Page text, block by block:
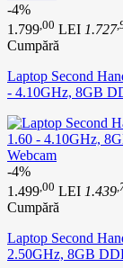
-4%
1.799 ,00 LEI 1.727
Cumpără
Laptop Second
- 4.10GHz, 8GB
-4%
1.499,00 LEI 1.439
Cumpără
Laptop Second
2.50GHz, 8GB